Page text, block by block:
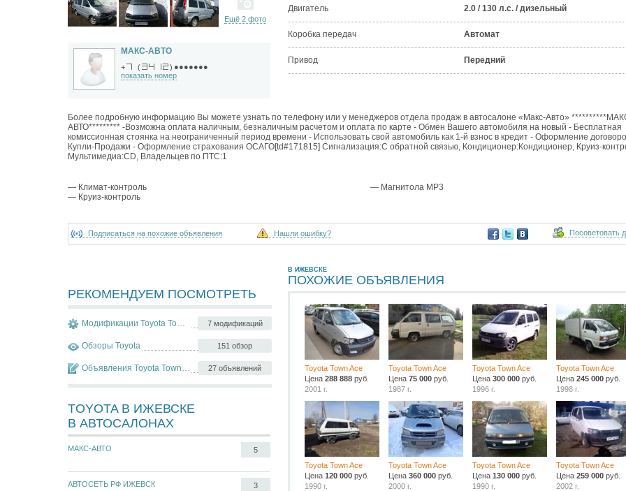
Ещё 2 фото
МАКС-АВТО
+ ( ) ●●●●●●●
показать номер
Двигатель 2.0 / 130 л.с. / дизельный
Коробка передач Автомат
Привод Передний
Более подробную информацию Вы можете узнать по телефону или у менеджеров отдела продаж в автосалоне «Макс-Авто»
АВТО********* -Возможна оплата наличным, безналичным расчетом и оплата по карте - Обмен Вашего автомобиля на новый - Бесплатная
комиссионная стоянка на неограниченный период времени - Использовать свой автомобиль как 1-й взнос в кредит - Оформление
Купли-Продажи - Оформление страхования ОСАГО[td#171815] Сигнализация:С обратной связью, Кондиционер:Кондиционер, Круиз-
Мультимедиа:CD, Владельцев по ПТС:1
— Климат-контроль
— Круиз-контроль
— Магнитола MP3
Посоветовать
Подписаться на похожие объявления Нашли ошибку?
РЕКОМЕНДУЕМ ПОСМОТРЕТЬ
7 модификаций
Модификации Toyota Town Ace
151 обзор
Обзоры Toyota
27 объявлений
Объявления Toyota Town Ace
TOYOTA В ИЖЕВСКЕ
В АВТОСАЛОНАХ
МАКС-АВТО 5
АВТОСЕТЬ РФ ИЖЕВСК 3
В ИЖЕВСКЕ
ПОХОЖИЕ ОБЪЯВЛЕНИЯ
Toyota Town Ace
Цена288 888 руб.
2001 г.
Toyota Town Ace
Цена75 000 руб.
1987 г.
Toyota Town Ace
Цена 300 000руб.
1996 г.
Toyota Town Ace
Цена 245 000руб.
1998 г.
Toyota Town Ace
Цена120 000 руб.
1990 г.
Toyota Town Ace
Цена360 000 руб.
2000 г.
Toyota Town Ace
Цена 130 000руб.
1990 г.
Toyota Town Ace
Цена 259 000руб.
2002 г.